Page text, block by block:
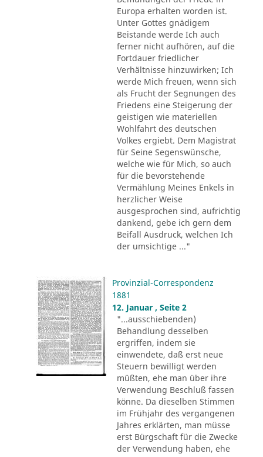
Europa erhalten worden ist.
Unter Gottes gnädigem
Beistande werde Ich auch
ferner nicht aufhören, auf die
Fortdauer friedlicher
Verhältnisse hinzuwirken; Ich
werde Mich freuen, wenn sich
als Frucht der Segnungen des
Friedens eine Steigerung der
geistigen wie materiellen
Wohlfahrt des deutschen
Volkes ergiebt. Dem Magistrat
für Seine Segenswünsche,
welche wie für Mich, so auch
für die bevorstehende
Vermählung Meines Enkels in
herzlicher Weise
ausgesprochen sind, aufrichtig
dankend, gebe ich gern dem
Beifall Ausdruck, welchen Ich
der umsichtige ..."
Provinzial-Correspondenz
1881
12. Januar , Seite 2
"...ausschiebenden)
Behandlung desselben
ergriffen, indem sie
einwendete, daß erst neue
Steuern bewilligt werden
müßten, ehe man über ihre
Verwendung Beschluß fassen
könne. Da dieselben Stimmen
im Frühjahr des vergangenen
Jahres erklärten, man müsse
erst Bürgschaft für die Zwecke
der Verwendung haben, ehe